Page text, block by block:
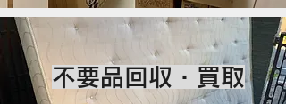
​不要品回収・買取​